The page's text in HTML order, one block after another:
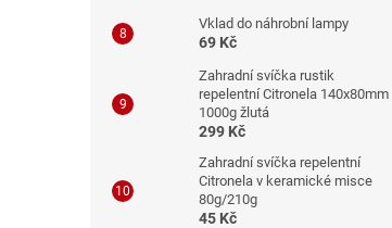
Vklad do náhrobní lampy
69 Kč
Zahradní svíčka rustik
repelentní Citronela 140x80mm
1000g žlutá
299 Kč
Zahradní svíčka repelentní
Citronela v keramické misce
80g/210g
45 Kč